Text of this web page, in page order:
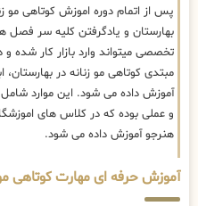
پس از اتمام دوره اموزش کوتاهی مو
بهارستان و یادگرفتن کلیه سر
تخصصی میتواند وارد بازار کار شده
مبتدی کوتاهی مو زنانه در
آموزش داده می شود. این موارد
و عملی بوده که در کلاس های
هنرجو آموزش داده می شود.
آموزش حرفه ای مهارت کوتاهی مو